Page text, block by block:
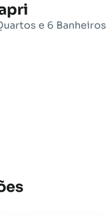
e 6 Banheiros